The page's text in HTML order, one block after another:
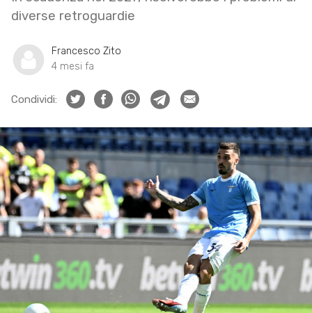
diverse retroguardie
Francesco Zito
4 mesi fa
Condividi: